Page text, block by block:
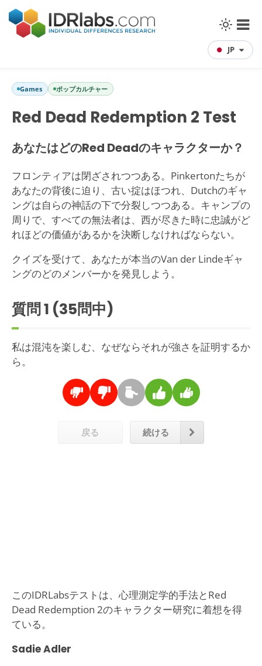
JP
Games ポップカルチャー
Red Dead Redemption 2 Test
あなたはどのRed Deadのキャラクターか？
フロンティアは閉ざされつつある。Pinkertonたちが
あなたの背後に迫り、古い掟はほつれ、Dutchのギャ
ングは自らの神話の下で分裂しつつある。キャンプの
周りで、すべての無法者は、西が尽きた時に忠誠がど
れほどの価値があるかを決断しなければならない。
クイズを受けて、あなたが本当のVan der Lindeギャ
ングのどのメンバーかを発見しよう。
質問1 (35問中)
私は混沌を楽しむ、なぜならそれが強さを証明するか
ら。
戻る 続ける
このIDRLabsテストは、心理測定学的手法とRed
Dead Redemption 2のキャラクター研究に着想を得
ている。
Sadie Adler